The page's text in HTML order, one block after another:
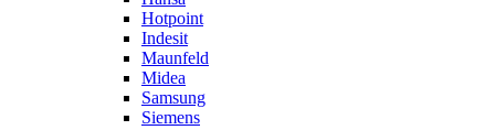
Hotpoint
Indesit
Maunfeld
Midea
Samsung
Siemens